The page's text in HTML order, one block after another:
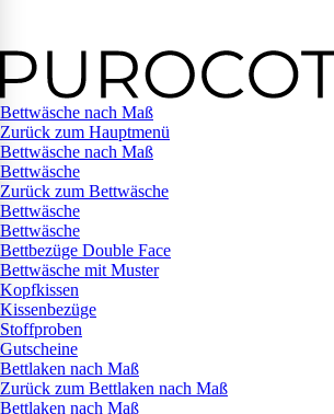
Bettwäsche nach Maß
Zurück zum Hauptmenü
Bettwäsche nach Maß
Bettwäsche
Zurück zum Bettwäsche
Bettwäsche
Bettwäsche
Bettbezüge Double Face
Bettwäsche mit Muster
Kopfkissen
Kissenbezüge
Stoffproben
Gutscheine
Bettlaken nach Maß
Zurück zum Bettlaken nach Maß
Bettlaken nach Maß